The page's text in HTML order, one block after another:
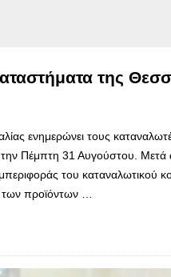
της
ενημερώνει τους
την Πέμπτη 31 Αυγούστου.
του καταναλωτικού
των προϊόντων …